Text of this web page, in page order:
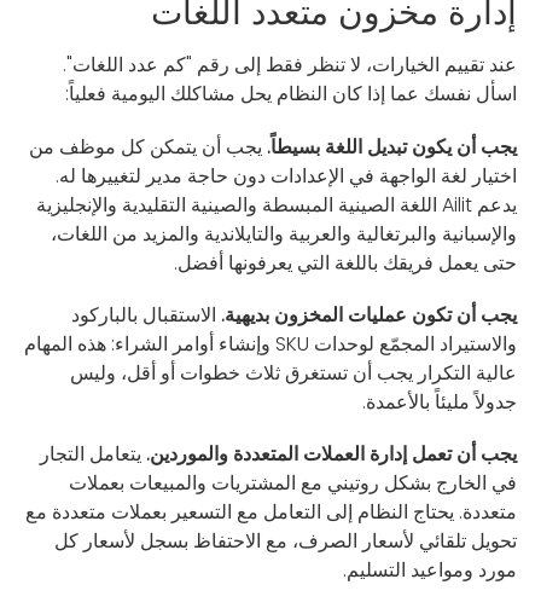
إدارة مخزون متعدد اللغات
عند تقييم الخيارات، لا تنظر فقط إلى رقم "كم عدد اللغات".
اسأل نفسك عما إذا كان النظام يحل مشاكلك اليومية فعلياً:
يجب أن يكون تبديل اللغة بسيطاً. يجب أن يتمكن كل موظف من
اختيار لغة الواجهة في الإعدادات دون حاجة مدير لتغييرها له.
يدعم Ailit اللغة الصينية المبسطة والصينية التقليدية والإنجليزية
والإسبانية والبرتغالية والعربية والتايلاندية والمزيد من اللغات،
حتى يعمل فريقك باللغة التي يعرفونها أفضل.
يجب أن تكون عمليات المخزون بديهية. الاستقبال بالباركود
والاستيراد المجمّع لوحدات SKU وإنشاء أوامر الشراء: هذه المهام
عالية التكرار يجب أن تستغرق ثلاث خطوات أو أقل، وليس
جدولاً مليئاً بالأعمدة.
يجب أن تعمل إدارة العملات المتعددة والموردين. يتعامل التجار
في الخارج بشكل روتيني مع المشتريات والمبيعات بعملات
متعددة. يحتاج النظام إلى التعامل مع التسعير بعملات متعددة مع
تحويل تلقائي لأسعار الصرف، مع الاحتفاظ بسجل لأسعار كل
مورد ومواعيد التسليم.